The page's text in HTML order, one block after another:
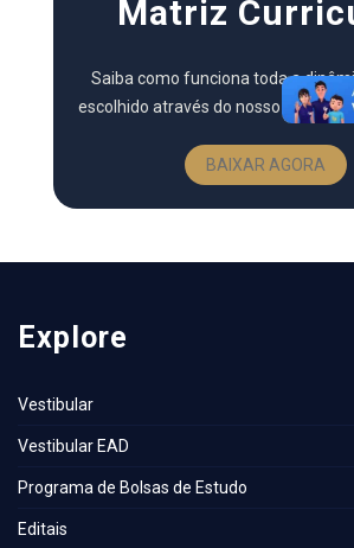
Matriz
Saiba como funciona toda a
escolhido através do nosso guia
BAIXAR AGORA
Explore
Vestibular
Vestibular EAD
Programa de Bolsas de Estudo
Editais